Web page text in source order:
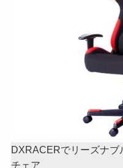
DXRACERでリーズナブ
チェア